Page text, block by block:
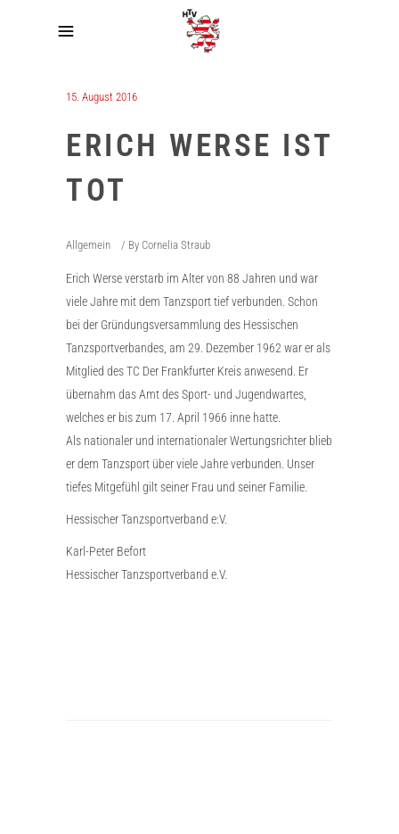
15. August 2016
ERICH WERSE IST
TOT
Allgemein By Cornelia Straub
Erich Werse verstarb im Alter von 88 Jahren und war
viele Jahre mit dem Tanzsport tief verbunden. Schon
bei der Gründungsversammlung des Hessischen
Tanzsportverbandes, am 29. Dezember 1962 war er als
Mitglied des TC Der Frankfurter Kreis anwesend. Er
übernahm das Amt des Sport- und Jugendwartes,
welches er bis zum 17. April 1966 inne hatte.
Als nationaler und internationaler Wertungsrichter blieb
er dem Tanzsport über viele Jahre verbunden. Unser
tiefes Mitgefühl gilt seiner Frau und seiner Familie.
Hessischer Tanzsportverband e:V.
Karl-Peter Befort
Hessischer Tanzsportverband e.V.